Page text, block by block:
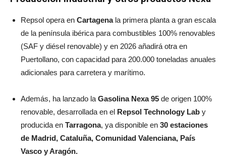
Repsol opera en Cartagenala primera planta a gran escala
de la península ibérica para combustibles 100% renovables
(SAF y diésel renovable) y en 2026 añadirá otra en
Puertollano, con capacidad para 200.000 toneladas anuales
adicionales para carretera y marítimo.
Además, ha lanzado la Gasolina Nexa 95 de origen 100%
renovable, desarrollada en el Repsol Technology Lab y
producida en Tarragona, ya disponible en 30 estaciones
de Madrid, Cataluña, Comunidad Valenciana, País
Vasco y Aragón.